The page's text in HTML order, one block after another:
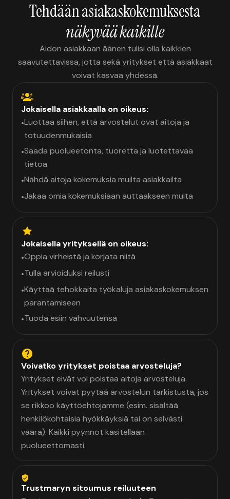
Tehdään asiakaskokemuksesta
näkyvää kaikille
Aidon asiakkaan äänen tulisi olla kaikkien
saavutettavissa, jotta sekä yritykset että asiakkaat
voivat kasvaa yhdessä.
Jokaisella asiakkaalla on oikeus:
•Luottaa siihen, että arvostelut ovat aitoja ja
totuudenmukaisia
•Saada puolueetonta, tuoretta ja luotettavaa
tietoa
•Nähdä aitoja kokemuksia muilta asiakkailta
•Jakaa omia kokemuksiaan auttaakseen muita
Jokaisella yrityksellä on oikeus:
•Oppia virheistä ja korjata niitä
•Tulla arvioiduksi reilusti
•Käyttää tehokkaita työkaluja asiakaskokemuksen
parantamiseen
•Tuoda esiin vahvuutensa
Voivatko yritykset poistaa arvosteluja?
Yritykset eivät voi poistaa aitoja arvosteluja.
Yritykset voivat pyytää arvostelun tarkistusta, jos
se rikkoo käyttöehtojamme (esim. sisältää
henkilökohtaisia hyökkäyksiä tai on selvästi
väärä). Kaikki pyynnöt käsitellään
puolueettomasti.
Trustmaryn sitoumus reiluuteen